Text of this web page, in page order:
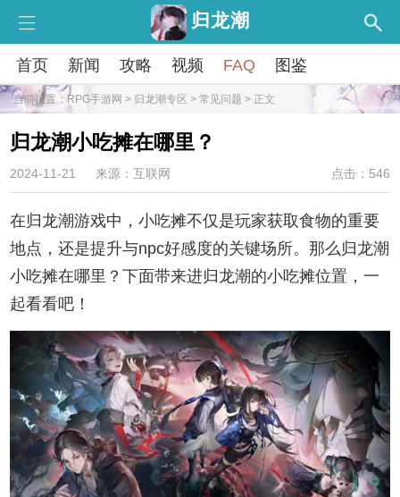
归龙潮
首页 新闻 攻略 视频 FAQ 图鉴
当前位置：RPG手游网 > 归龙潮专区 > 常见问题 > 正文
归龙潮小吃摊在哪里？
2024-11-21 来源：互联网 点击：546
在归龙潮游戏中，小吃摊不仅是玩家获取食物的重要
地点，还是提升与npc好感度的关键场所。那么归龙潮
小吃摊在哪里？下面带来进归龙潮的小吃摊位置，一
起看看吧！